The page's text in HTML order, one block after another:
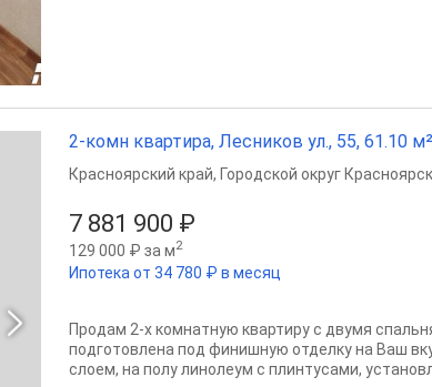
2-комн квартира, Лесников ул., 55, 61.10
7 881 900 ₽
129 000 ₽ за м2
Ипотека от 34 780 ₽ в месяц
Красноярский край, Городской округ Красноярск
Продам 2-х комнатную квартиру с двумя
подготовлена под финишную отделку на Ваш
слоем, на полу линолеум с плинтусами,